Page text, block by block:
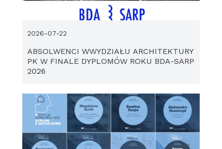
ABSOLWENCI WWYDZIAŁU ARCHITEKTURY
PK W FINALE DYPLOMÓW ROKU BDA-SARP
2026
2026-07-22